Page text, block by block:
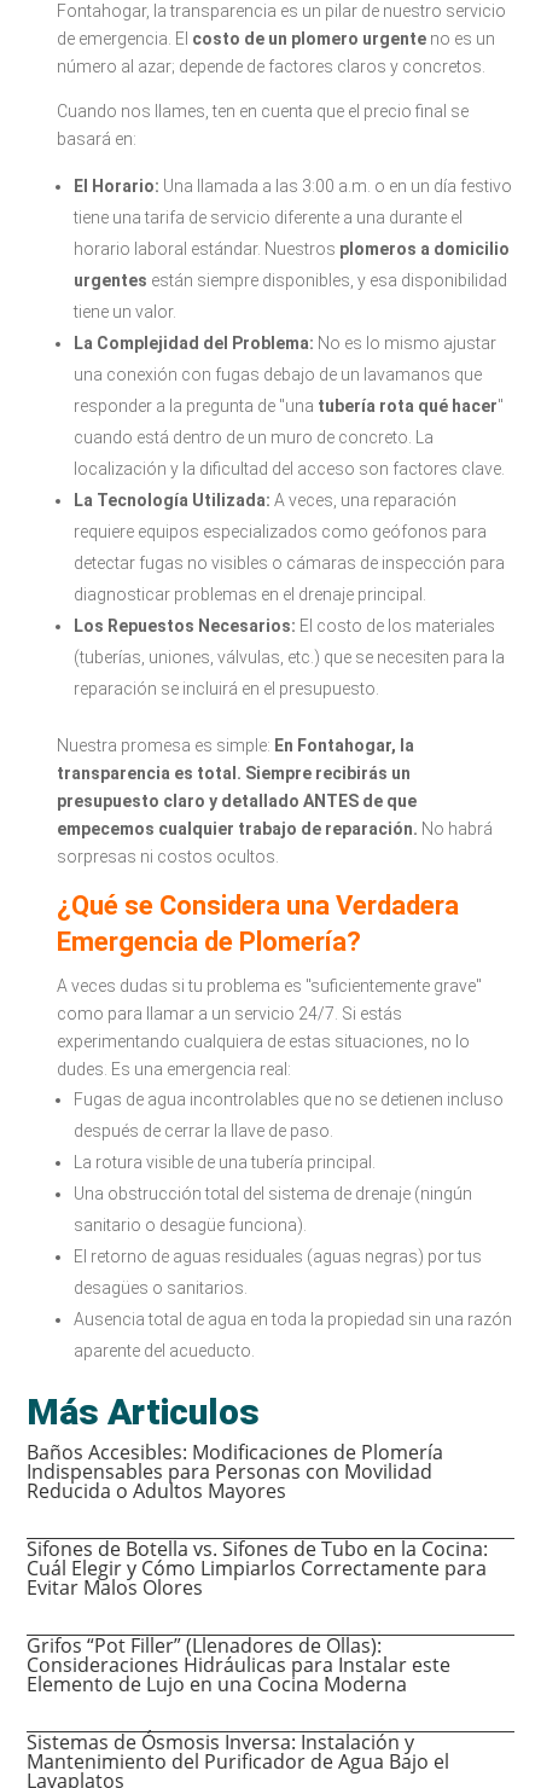
Fontahogar, la transparencia es un pilar de nuestro servicio
de emergencia. El costo de un plomero urgente no es un
número al azar; depende de factores claros y concretos.
Cuando nos llames, ten en cuenta que el precio final se
basará en:
El Horario: Una llamada a las 3:00 a.m. o en un día festivo
tiene una tarifa de servicio diferente a una durante el
horario laboral estándar. Nuestros plomeros a domicilio
urgentes están siempre disponibles, y esa disponibilidad
tiene un valor.
La Complejidad del Problema: No es lo mismo ajustar
una conexión con fugas debajo de un lavamanos que
responder a la pregunta de "una tubería rota qué hacer"
cuando está dentro de un muro de concreto. La
localización y la dificultad del acceso son factores clave.
La Tecnología Utilizada: A veces, una reparación
requiere equipos especializados como geófonos para
detectar fugas no visibles o cámaras de inspección para
diagnosticar problemas en el drenaje principal.
Los Repuestos Necesarios: El costo de los materiales
(tuberías, uniones, válvulas, etc.) que se necesiten para la
reparación se incluirá en el presupuesto.
Nuestra promesa es simple: En Fontahogar, la
transparencia es total. Siempre recibirás un
presupuesto claro y detallado ANTES de que
empecemos cualquier trabajo de reparación. No habrá
sorpresas ni costos ocultos.
¿Qué se Considera una Verdadera
Emergencia de Plomería?
A veces dudas si tu problema es "suficientemente grave"
como para llamar a un servicio 24/7. Si estás
experimentando cualquiera de estas situaciones, no lo
dudes. Es una emergencia real:
Fugas de agua incontrolables que no se detienen incluso
después de cerrar la llave de paso.
La rotura visible de una tubería principal.
Una obstrucción total del sistema de drenaje (ningún
sanitario o desagüe funciona).
El retorno de aguas residuales (aguas negras) por tus
desagües o sanitarios.
Ausencia total de agua en toda la propiedad sin una razón
aparente del acueducto.
Más Articulos
Baños Accesibles: Modificaciones de Plomería
Indispensables para Personas con Movilidad
Reducida o Adultos Mayores
Sifones de Botella vs. Sifones de Tubo en la Cocina:
Cuál Elegir y Cómo Limpiarlos Correctamente para
Evitar Malos Olores
Grifos “Pot Filler” (Llenadores de Ollas):
Consideraciones Hidráulicas para Instalar este
Elemento de Lujo en una Cocina Moderna
Sistemas de Ósmosis Inversa: Instalación y
Mantenimiento del Purificador de Agua Bajo el
Lavaplatos